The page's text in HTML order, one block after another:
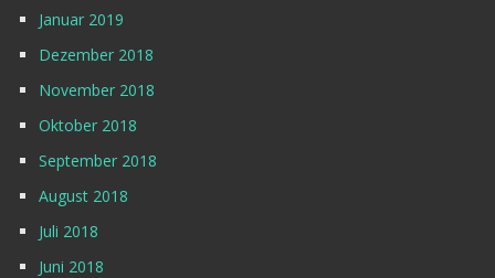
Januar 2019
Dezember 2018
November 2018
Oktober 2018
September 2018
August 2018
Juli 2018
Juni 2018